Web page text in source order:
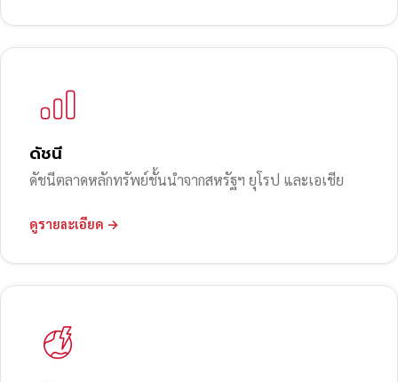
ดัชนี
ดัชนีตลาดหลักทรัพย์ชั้นนำจากสหรัฐฯ ยุโรป และเอเชีย
ดูรายละเอียด →